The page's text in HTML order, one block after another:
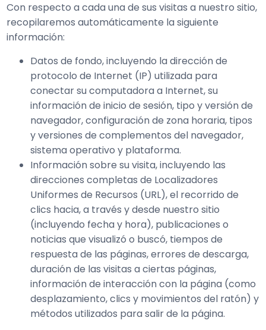
Con respecto a cada una de sus visitas a nuestro sitio,
recopilaremos automáticamente la siguiente
información:
Datos de fondo, incluyendo la dirección de
protocolo de Internet (IP) utilizada para
conectar su computadora a Internet, su
información de inicio de sesión, tipo y versión de
navegador, configuración de zona horaria, tipos
y versiones de complementos del navegador,
sistema operativo y plataforma.
Información sobre su visita, incluyendo las
direcciones completas de Localizadores
Uniformes de Recursos (URL), el recorrido de
clics hacia, a través y desde nuestro sitio
(incluyendo fecha y hora), publicaciones o
noticias que visualizó o buscó, tiempos de
respuesta de las páginas, errores de descarga,
duración de las visitas a ciertas páginas,
información de interacción con la página (como
desplazamiento, clics y movimientos del ratón) y
métodos utilizados para salir de la página.